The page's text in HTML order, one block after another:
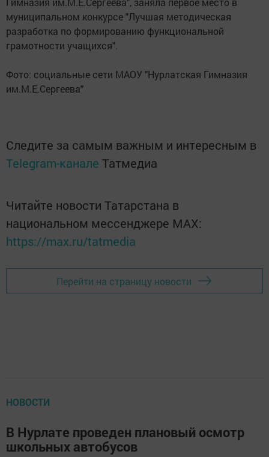
муниципальном конкурсе "Лучшая методическая
разработка по формированию функциональной
грамотности учащихся".
Фото: социальные сети МАОУ "Нурлатская Гимназия
им.М.Е.Сергеева"
Следите за самым важным и интересным в
Telegram-канале Татмедиа
Читайте новости Татарстана в
национальном мессенджере MАХ:
https://max.ru/tatmedia
Перейти на страницу новости
НОВОСТИ
В Нурлате проведен плановый осмотр
школьных автобусов